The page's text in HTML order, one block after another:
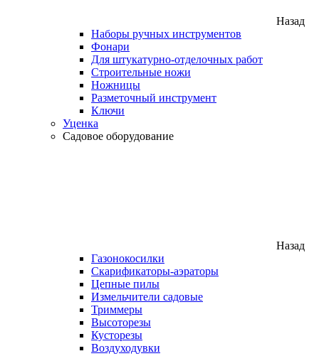
Назад
Наборы ручных инструментов
Фонари
Для штукатурно-отделочных работ
Строительные ножи
Ножницы
Разметочный инструмент
Ключи
Уценка
Садовое оборудование
Назад
Газонокосилки
Скарификаторы-аэраторы
Цепные пилы
Измельчители садовые
Триммеры
Высоторезы
Кусторезы
Воздуходувки